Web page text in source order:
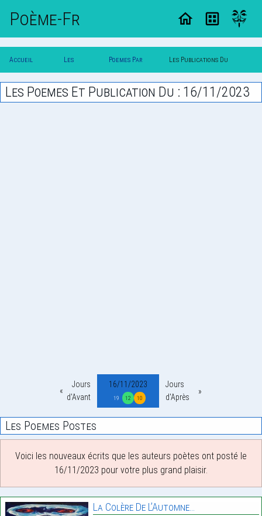
Poème-Fr
Accueil
Poesie
Les
Poesies
Poemes Par Les Publications Du
16/11/2023
Les Poemes Et Publication Du : 16/11/2023
Jours
d'Avant
16/11/2023
19 12 10
Jours
d'Après
Les Poemes Postes
Voici les nouveaux écrits que les auteurs poètes ont posté le
16/11/2023 pour votre plus grand plaisir.
La Colère De L’Automne…